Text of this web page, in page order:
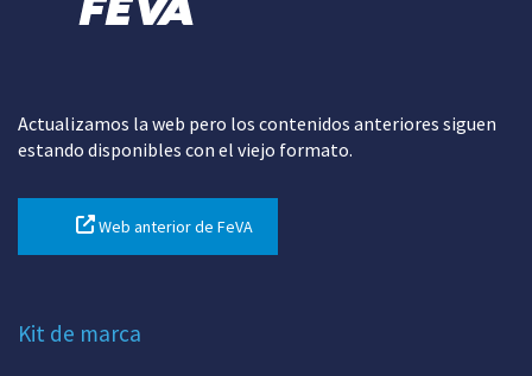
Actualizamos la web pero los contenidos anteriores siguen
estando disponibles con el viejo formato.
Web anterior de FeVA
Kit de marca